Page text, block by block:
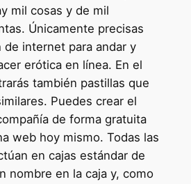
mil cosas y de mil
Únicamente precisas
de internet para andar y
erótica en línea. En el
también pastillas que
Puedes crear el
de forma gratuita
web hoy mismo. Todas las
en cajas estándar de
nombre en la caja y, como